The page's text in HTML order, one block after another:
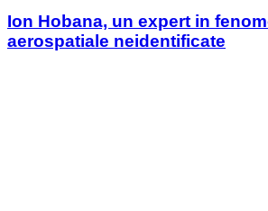
Ion Hobana, un expert in
aerospatiale neidentificate